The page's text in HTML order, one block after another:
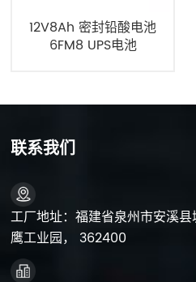
12V8Ah 密封铅酸电池
6FM8 UPS电池
联系我们
工厂地址：福建省泉州市安溪
鹰工业园， 362400